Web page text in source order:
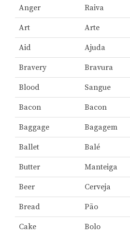
Anger Raiva
Art Arte
Aid Ajuda
Bravery Bravura
Blood Sangue
Bacon Bacon
Baggage Bagagem
Ballet Balé
Butter Manteiga
Beer Cerveja
Bread Pão
Cake Bolo